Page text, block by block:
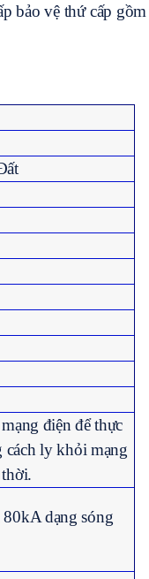
bảo vệ thứ cấp
điện để thực
cách ly khỏi mạng
80kA dạng sóng